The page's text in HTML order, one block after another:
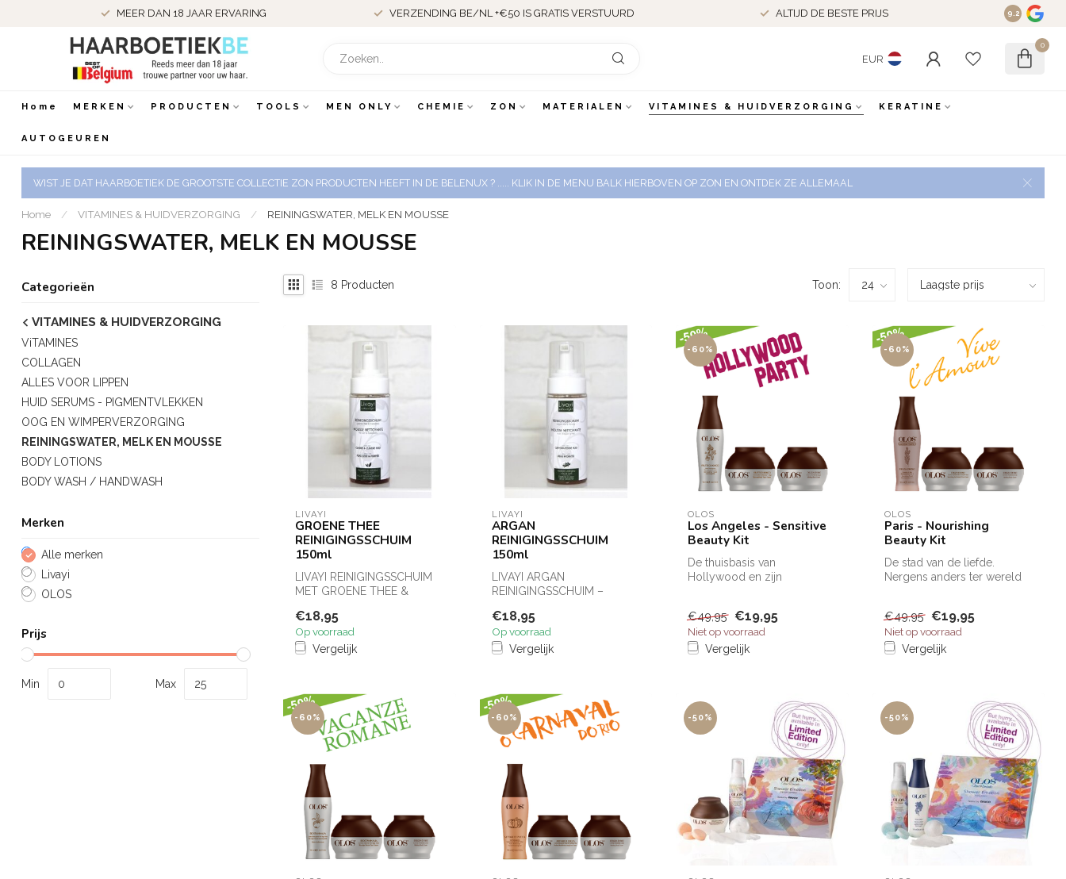
MEER DAN 18 JAAR ERVARING VERZENDING BE/NL +€50 IS GRATIS VERSTUURD ALTIJD DE BESTE PRIJS 9.2
EUR
0
Home MERKEN PRODUCTEN TOOLS MEN ONLY CHEMIE ZON MATERIALEN VITAMINES & HUIDVERZORGING KERATINE
AUTOGEUREN
WIST JE DAT HAARBOETIEK DE GROOTSTE COLLECTIE ZON PRODUCTEN HEEFT IN DE BELENUX ? ..... KLIK IN DE MENU BALK HIERBOVEN OP ZON EN ONTDEK ZE ALLEMAAL
Home / VITAMINES & HUIDVERZORGING / REININGSWATER, MELK EN MOUSSE
REININGSWATER, MELK EN MOUSSE
Categorieën
VITAMINES & HUIDVERZORGING
ViTAMINES
COLLAGEN
ALLES VOOR LIPPEN
HUID SERUMS - PIGMENTVLEKKEN
OOG EN WIMPERVERZORGING
REININGSWATER, MELK EN MOUSSE
BODY LOTIONS
BODY WASH / HANDWASH
Merken
Alle merken
Livayi
OLOS
Prijs
Min Max
8 Producten Toon:
LIVAYI
GROENE THEE
REINIGINGSSCHUIM
150ml
LIVAYI REINIGINGSSCHUIM
MET GROENE THEE &
VERFRISSEND & D...
€18,95
Op voorraad
Vergelijk
LIVAYI
ARGAN
REINIGINGSSCHUIM
150ml
LIVAYI ARGAN
REINIGINGSSCHUIM –
REINIGEND
Verwijder moe...
€18,95
Op voorraad
Vergelijk
-60%
OLOS
Los Angeles - Sensitive
Beauty Kit
De thuisbasis van
Hollywood en zijn
€49,95 €19,95
Niet op voorraad
Vergelijk
-60%
OLOS
Paris - Nourishing
Beauty Kit
De stad van de liefde.
Nergens anders ter wereld
€49,95 €19,95
Niet op voorraad
Vergelijk
-60% -60% -50% -50%